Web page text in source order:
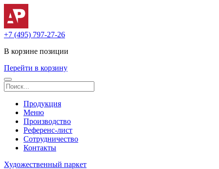
+7 (495) 797-27-26
В корзине позиции
Перейти в корзину
Продукция
Меню
Производство
Референс-лист
Сотрудничество
Контакты
Художественный паркет